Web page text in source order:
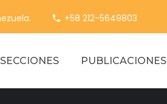
+58 212-5649803
SECCIONES PUBLICACIONES